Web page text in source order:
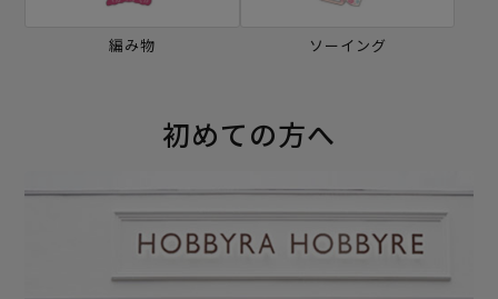
編み物 ソーイング
初めての方へ